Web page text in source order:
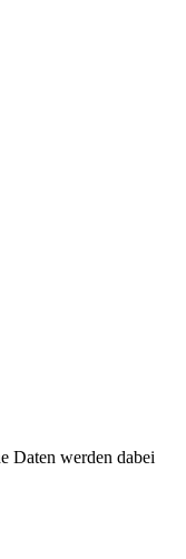
Daten werden dabei